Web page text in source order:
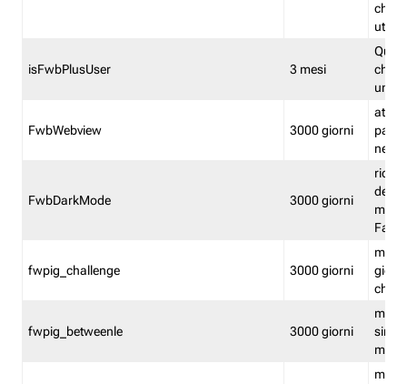
utenti
isFwbPlusUser 3 mesi
che
una
FwbWebview 3000 giorni
attiva
FwbDarkMode 3000 giorni
fwpig_challenge 3000 giorni
fwpig_betweenle 3000 giorni